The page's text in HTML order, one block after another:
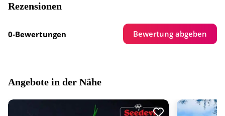
Rezensionen
0-Bewertungen Bewertung abgeben
Angebote in der Nähe